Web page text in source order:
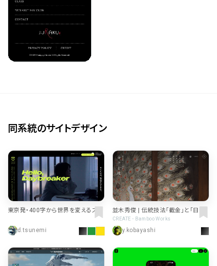
同系統のサイトデザイン
東京発・400字から世界を変えるスタ
ートアップ ビジネスプランコンテスト
| TOKYO STARTUP GATEWAY 202
6
d.tsunemi
並木秀俊 | 伝統技法「截金」と「日本
画」を融合させ、独自の表現を追求す
る截金師・日本画家
CREATE - Bamboo Works
y.kobayashi